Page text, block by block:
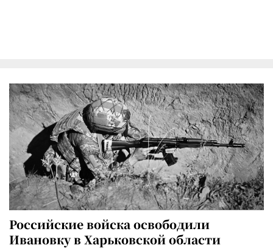
Российские войска освободили
Ивановку в Харьковской области